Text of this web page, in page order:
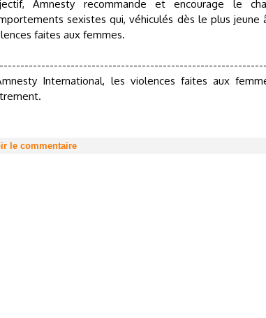
Amnesty recommande et encourage le
sexistes qui, véhiculés dès le plus
faites aux femmes.
International, les violences faites aux
le commentaire